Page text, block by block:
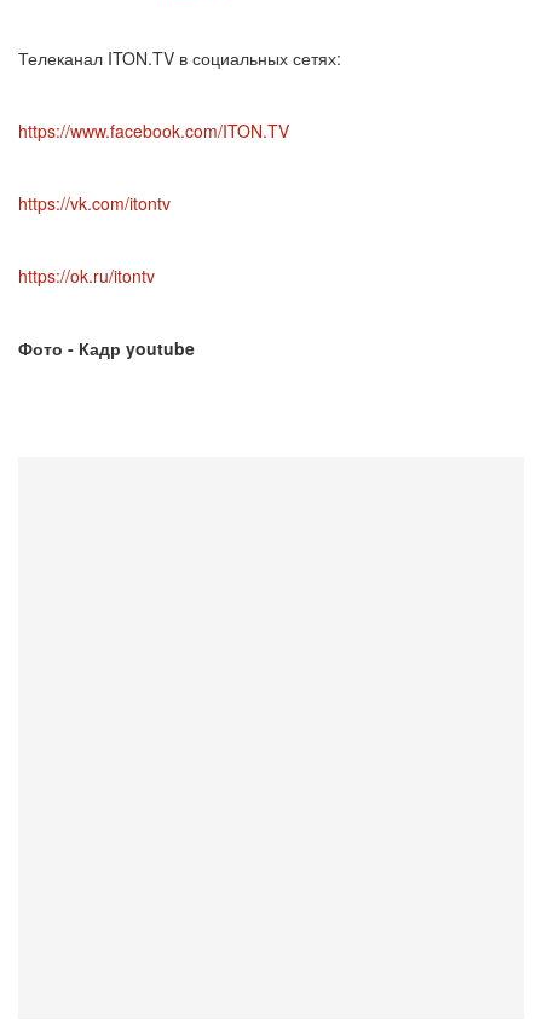
Телеканал ITON.TV в социальных сетях:
https://www.facebook.com/ITON.TV
https://vk.com/itontv
https://ok.ru/itontv
Фото - Кадр youtube